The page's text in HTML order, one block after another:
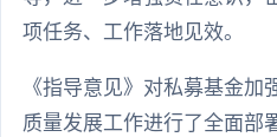
项任务、工作落地见效。
《指导意见》对私募基金
质量发展工作进行了全面部